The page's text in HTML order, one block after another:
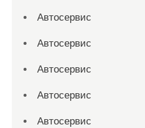
Автосервис
Автосервис
Автосервис
Автосервис
Автосервис